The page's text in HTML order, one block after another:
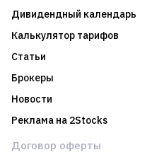
Дивидендный календарь
Калькулятор тарифов
Статьи
Брокеры
Новости
Реклама на 2Stocks
Договор оферты